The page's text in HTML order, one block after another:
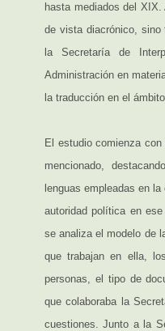
hasta mediados del
de vista diacrónico, sino
la Secretaría de
Administración en
la traducción en el
El estudio comienza
mencionado,
lenguas empleadas en
autoridad política en
se analiza el modelo de
que trabajan en ella,
personas, el tipo de
que colaboraba la
cuestiones. Junto a la